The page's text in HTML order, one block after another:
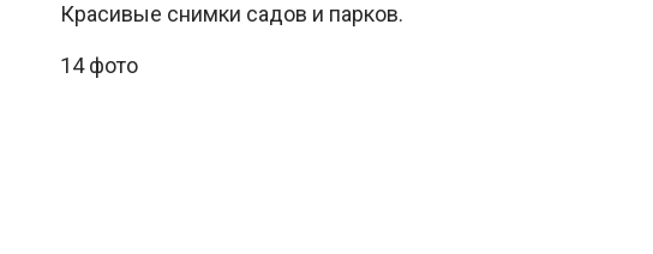
Красивые снимки садов и парков.
14 фото